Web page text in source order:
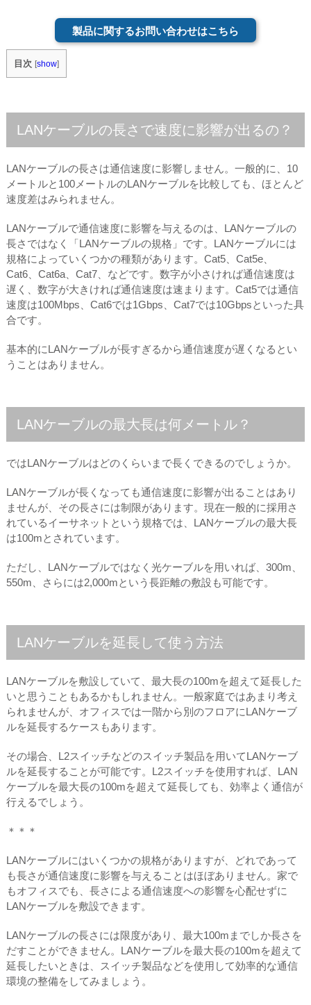
製品に関するお問い合わせはこちら
目次 [show]
LANケーブルの長さで速度に影響が出るの？
LANケーブルの長さは通信速度に影響しません。一般的に、10
メートルと100メートルのLANケーブルを比較しても、ほとんど
速度差はみられません。
LANケーブルで通信速度に影響を与えるのは、LANケーブルの
長さではなく「LANケーブルの規格」です。LANケーブルには
規格によっていくつかの種類があります。Cat5、Cat5e、
Cat6、Cat6a、Cat7、などです。数字が小さければ通信速度は
遅く、数字が大きければ通信速度は速まります。Cat5では通信
速度は100Mbps、Cat6では1Gbps、Cat7では10Gbpsといった具
合です。
基本的にLANケーブルが長すぎるから通信速度が遅くなるとい
うことはありません。
LANケーブルの最大長は何メートル？
ではLANケーブルはどのくらいまで長くできるのでしょうか。
LANケーブルが長くなっても通信速度に影響が出ることはあり
ませんが、その長さには制限があります。現在一般的に採用さ
れているイーサネットという規格では、LANケーブルの最大長
は100mとされています。
ただし、LANケーブルではなく光ケーブルを用いれば、300m、
550m、さらには2,000mという長距離の敷設も可能です。
LANケーブルを延長して使う方法
LANケーブルを敷設していて、最大長の100mを超えて延長した
いと思うこともあるかもしれません。一般家庭ではあまり考え
られませんが、オフィスでは一階から別のフロアにLANケーブ
ルを延長するケースもあります。
その場合、L2スイッチなどのスイッチ製品を用いてLANケーブ
ルを延長することが可能です。L2スイッチを使用すれば、LAN
ケーブルを最大長の100mを超えて延長しても、効率よく通信が
行えるでしょう。
＊＊＊
LANケーブルにはいくつかの規格がありますが、どれであって
も長さが通信速度に影響を与えることはほぼありません。家で
もオフィスでも、長さによる通信速度への影響を心配せずに
LANケーブルを敷設できます。
LANケーブルの長さには限度があり、最大100mまでしか長さを
だすことができません。LANケーブルを最大長の100mを超えて
延長したいときは、スイッチ製品などを使用して効率的な通信
環境の整備をしてみましょう。